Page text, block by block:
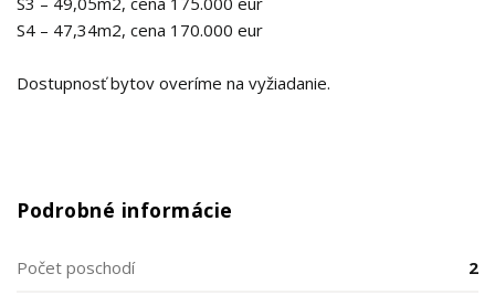
S4 – 47,34m2, cena 170.000 eur
Dostupnosť bytov overíme na vyžiadanie.
Podrobné informácie
Počet poschodí 2